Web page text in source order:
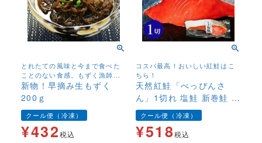
とれたての風味と今まで食べた
ことのない食感。もずく漁師し
か口にすることのできないもず
く。
新物！早摘み生もずく
200ｇ
クール便（冷凍）
¥432税込
コスパ最高！おいしい紅鮭はこ
ちら！
天然紅鮭「べっぴんさ
ん」1切れ 塩鮭 新巻鮭 さ
け サケ しゃけ
クール便（冷凍）
¥518税込